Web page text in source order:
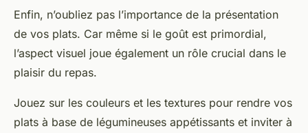
Enfin, n’oubliez pas l’importance de la présentation
de vos plats. Car même si le goût est primordial,
l’aspect visuel joue également un rôle crucial dans le
plaisir du repas.
Jouez sur les couleurs et les textures pour rendre vos
plats à base de légumineuses appétissants et inviter à